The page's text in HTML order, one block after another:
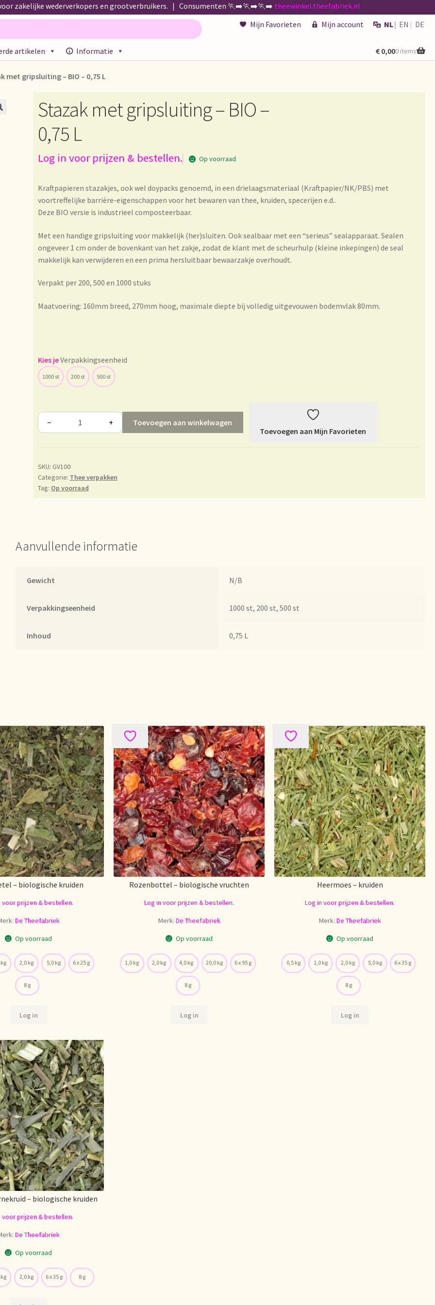
zakelijke wederverkopers en grootverbruikers. | Consumenten 🏃‍➡️🏃‍➡️🏃‍➡️ theewinkel.theefabriek.nl
Mijn Favorieten Mijn account NL EN DE
artikelen Informatie
de nous About us Acerca de nosotros
Geschäftsbedingungen Assortiment
Lieferzeit Betalen en kortingen Bezahlung und Rabatte
Bio-ZertifikateBiologische certificaten
Commande et délai de livraisonCondiciones generales Conditions générales
Datenschutzerklärung
Envío y entrega Expédition et livraison Food safety
Imprint KontaktLagerangelegenheitenLebensmittelsicherheit
Marca personalMeertaligheidMehrsprachigkeitMentions légalesMijn account
Multilingüismo.Newsletter Newsletter Nieuwsbrief
visie op thee Ordering and delivery time Organic certificatesOur vision on tea
Politique tarifairePreispolitik
Questions relatives aux stocks
Sécurité alimentaireSeguridad alimentariaShipping and deliverySortiment
WebwinkelWelcome to our Tea Wholesale business!
€ 0,000 items
met gripsluiting – BIO – 0,75 L
Stazak met gripsluiting – BIO –
0,75 L
Log in voor prijzen & bestellen. Op voorraad
Kraftpapieren stazakjes, ook wel doypacks genoemd, in een drielaagsmateriaal (Kraftpapier/NK/PBS) met
voortreffelijke barrière-eigenschappen voor het bewaren van thee, kruiden, specerijen e.d..
Deze BIO versie is industrieel composteerbaar.
Met een handige gripsluiting voor makkelijk (her)sluiten. Ook sealbaar met een “serieus” sealapparaat. Sealen
ongeveer 1 cm onder de bovenkant van het zakje, zodat de klant met de scheurhulp (kleine inkepingen) de seal
makkelijk kan verwijderen en een prima hersluitbaar bewaarzakje overhoudt.
Verpakt per 200, 500 en 1000 stuks
Maatvoering: 160mm breed, 270mm hoog, maximale diepte bij volledig uitgevouwen bodemvlak 80mm.
Verpakkingseenheid
1000 st 200 st 500 st
− +
Toevoegen aan winkelwagen
Toevoegen aan Mijn Favorieten
SKU: GV100
Categorie: Thee verpakken
Tag: Op voorraad
Aanvullende informatie
Gewicht N/B
Verpakkingseenheid 1000 st, 200 st, 500 st
Inhoud 0,75 L
– biologische kruiden
voor prijzen & bestellen.
De Theefabriek
Op voorraad
2,0 kg 5,0 kg 6 x 25 g
8 g
Log in
Rozenbottel – biologische vruchten
Log in voor prijzen & bestellen.
Merk: De Theefabriek
Op voorraad
1,0 kg 2,0 kg 4,0 kg 20,0 kg 6 x 95 g
8 g
Log in
Heermoes – kruiden
Log in voor prijzen & bestellen.
Merk: De Theefabriek
Op voorraad
0,5 kg 1,0 kg 2,0 kg 5,0 kg 6 x 35 g
8 g
Log in
– biologische kruiden
voor prijzen & bestellen.
De Theefabriek
Op voorraad
2,0 kg 6 x 35 g 8 g